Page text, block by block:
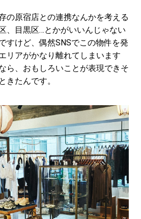
の原宿店との連携なんかを考える
、目黒区…とかがいいんじゃない
すけど、偶然SNSでこの物件を発
リアがかなり離れてしまいます
ら、おもしろいことが表現できそ
きたんです。